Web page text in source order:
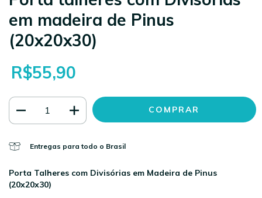
em madeira de Pinus
(20x20x30)
R$55,90
Entregas para todo o Brasil
Porta Talheres com Divisórias em Madeira de Pinus
(20x20x30)